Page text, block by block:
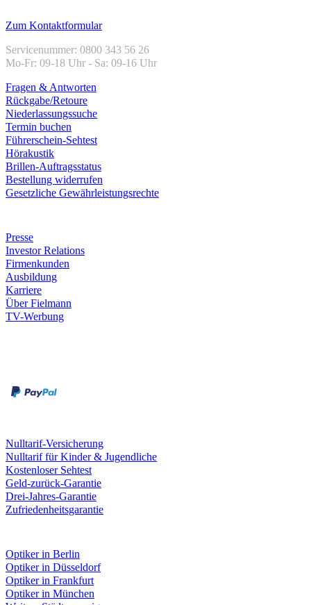
Zum Kontaktformular
Servicenummer: 0800 343 56 26
Mo-Fr: 09-18 Uhr - Sa: 09-16 Uhr
Fragen & Antworten
Rückgabe/Retoure
Niederlassungssuche
Termin buchen
Führerschein-Sehtest
Hörakustik
Brillen-Auftragsstatus
Bestellung widerrufen
Gesetzliche Gewährleistungsrechte
Presse
Investor Relations
Firmenkunden
Ausbildung
Karriere
Über Fielmann
TV-Werbung
Nulltarif-Versicherung
Nulltarif für Kinder & Jugendliche
Kostenloser Sehtest
Geld-zurück-Garantie
Drei-Jahres-Garantie
Zufriedenheitsgarantie
Optiker in Berlin
Optiker in Düsseldorf
Optiker in Frankfurt
Optiker in München